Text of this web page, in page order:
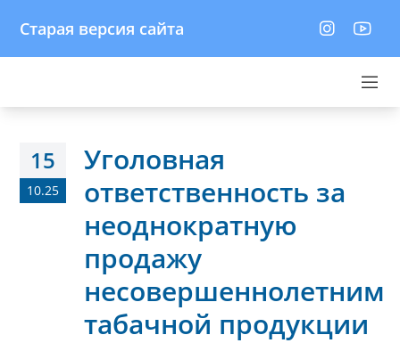
Старая версия сайта
15
10.25
Уголовная
ответственность за
неоднократную
продажу
несовершеннолетним
табачной продукции